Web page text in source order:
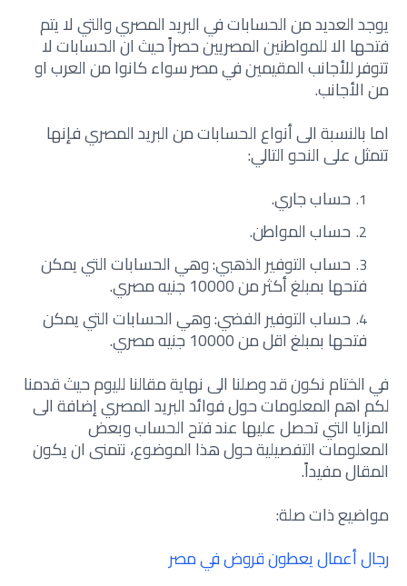
يوجد العديد من الحسابات في البريد المصري والتي لا يتم
فتحها الا للمواطنين المصريين حصراً حيث ان الحسابات لا
تتوفر للأجانب المقيمين في مصر سواء كانوا من العرب او
من الأجانب.
اما بالنسبة الى أنواع الحسابات من البريد المصري فإنها
تتمثل على النحو التالي:
حساب جاري.
حساب المواطن.
حساب التوفير الذهبي: وهي الحسابات التي يمكن
فتحها بمبلغ أكثر من 10000 جنيه مصري.
حساب التوفير الفضي: وهي الحسابات التي يمكن
فتحها بمبلغ اقل من 10000 جنيه مصري.
في الختام نكون قد وصلنا الى نهاية مقالنا لليوم حيث قدمنا
لكم اهم المعلومات حول فوائد البريد المصري إضافة الى
المزايا التي تحصل عليها عند فتح الحساب وبعض
المعلومات التفصيلية حول هذا الموضوع، نتمنى ان يكون
المقال مفيداً.
مواضيع ذات صلة:
رجال أعمال يعطون قروض في مصر